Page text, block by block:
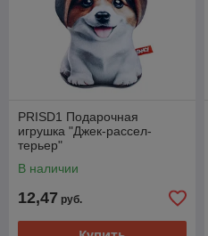
PRISD1 Подарочная
игрушка "Джек-рассел-
терьер"
В наличии
12,47 руб.